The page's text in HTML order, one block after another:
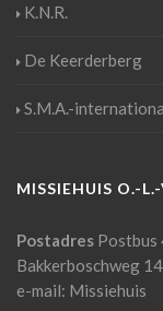
K.N.R.
De Keerderberg
S.M.A.-
MISSIEHUIS O.-
Postadres Postbus
Bakkerboschweg 14
e-mail: Missiehuis